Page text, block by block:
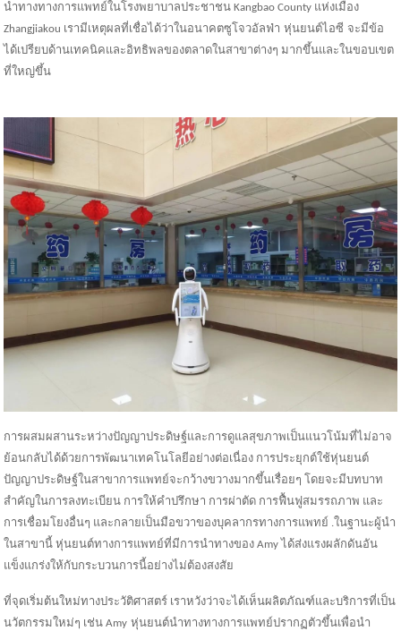
นำทางทางการแพทย์ในโรงพยาบาลประชาชน Kangbao County แห่งเมือง
Zhangjiakou เรามีเหตุผลที่เชื่อได้ว่าในอนาคตซูโจวอัลฟ่า หุ่นยนต์ ไอซี จะมีข้อ
ได้เปรียบด้านเทคนิคและอิทธิพลของตลาดในสาขาต่างๆ มากขึ้นและในขอบเขต
ที่ใหญ่ขึ้น
การผสมผสานระหว่างปัญญาประดิษฐ์และการดูแลสุขภาพเป็นแนวโน้มที่ไม่อาจ
ย้อนกลับได้ด้วยการพัฒนาเทคโนโลยีอย่างต่อเนื่อง การประยุกต์ใช้หุ่นยนต์
ปัญญาประดิษฐ์ในสาขาการแพทย์จะกว้างขวางมากขึ้นเรื่อยๆ โดยจะมีบทบาท
สำคัญในการลงทะเบียน การให้คำปรึกษา การผ่าตัด การฟื้นฟูสมรรถภาพ และ
การเชื่อมโยงอื่นๆ และกลายเป็นมือขวาของบุคลากรทางการแพทย์ .ในฐานะผู้นำ
ในสาขานี้ หุ่นยนต์ทางการแพทย์ที่มีการนำทางของ Amy ได้ส่งแรงผลักดันอัน
แข็งแกร่งให้กับกระบวนการนี้อย่างไม่ต้องสงสัย
ที่จุดเริ่มต้นใหม่ทางประวัติศาสตร์ เราหวังว่าจะได้เห็นผลิตภัณฑ์และบริการที่เป็น
นวัตกรรมใหม่ๆ เช่น Amy หุ่นยนต์นำทางทางการแพทย์ปรากฏตัวขึ้นเพื่อนำ